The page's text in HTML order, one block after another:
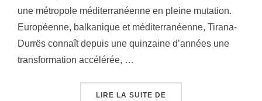
une métropole méditerranéenne en pleine mutation.
Européenne, balkanique et méditerranéenne, Tirana-
Durrës connaît depuis une quinzaine d’années une
transformation accélérée, …
LIRE LA SUITE DE